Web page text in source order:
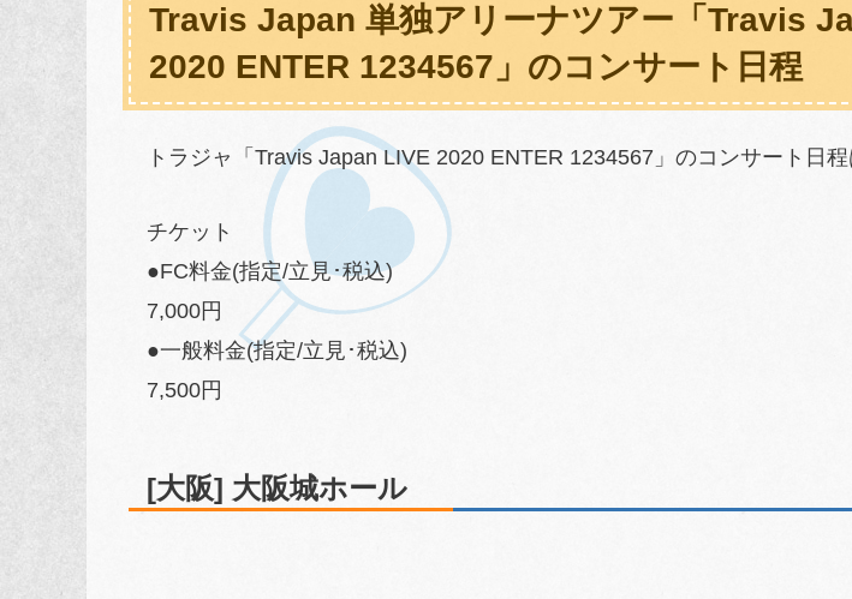
Travis Japan 単独アリーナツアー「Travis
2020 ENTER 1234567」のコンサート日程
トラジャ「Travis Japan LIVE 2020 ENTER 1234567」のコンサート日程
チケット
●FC料金(指定/立見･税込)
7,000円
●一般料金(指定/立見･税込)
7,500円
[大阪] 大阪城ホール